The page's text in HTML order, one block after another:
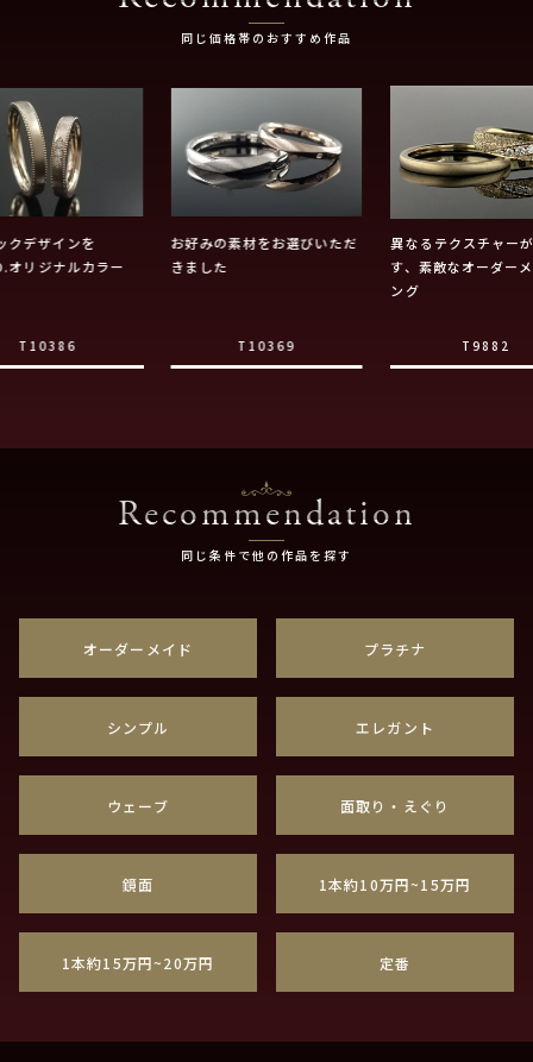
同じ価格帯のおすすめ作品
クデザインを
オリジナルカラー
T10386
お好みの素材をお選びいただ
きました
T10369
異なるテクスチャー
す、素敵なオーダー
ング
T9882
Recommendation
同じ条件で他の作品を探す
オーダーメイド プラチナ
シンプル エレガント
ウェーブ 面取り・えぐり
鏡面 1本約10万円~15万円
1本約15万円~20万円 定番